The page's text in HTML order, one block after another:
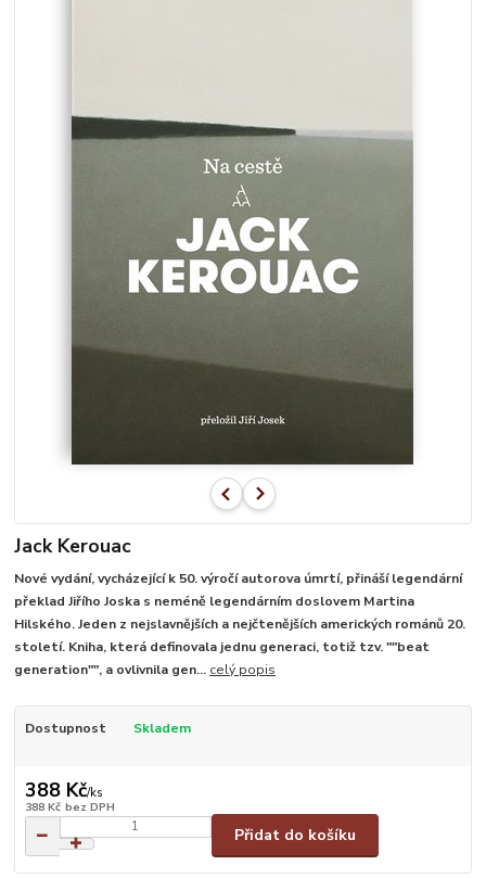
Jack Kerouac
Nové vydání, vycházející k 50. výročí autorova úmrtí, přináší legendární
překlad Jiřího Joska s neméně legendárním doslovem Martina
Hilského. Jeden z nejslavnějších a nejčtenějších amerických románů 20.
století. Kniha, která definovala jednu generaci, totiž tzv. ""beat
generation"", a ovlivnila gen... celý popis
Dostupnost Skladem
388 Kč/ks
388 Kč bez DPH
Přidat do košíku